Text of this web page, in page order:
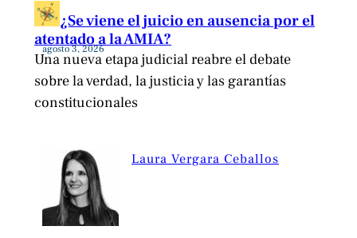
¿Se viene el juicio en ausencia por el
atentado a la AMIA?
agosto 3, 2026
Una nueva etapa judicial reabre el debate
sobre la verdad, la justicia y las garantías
constitucionales
Laura Vergara Ceballos